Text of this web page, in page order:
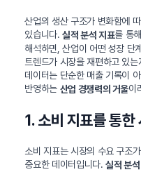
산업의 생산 구조가 변화함에
있습니다.실적 분석 지표를 통
해석하면, 산업이 어떤 성장 단
트렌드가 시장을 재편하고 있
데이터는 단순한 매출 기록이
반영하는 산업 경쟁력의 거울이
1. 소비 지표를 통
소비 지표는 시장의 수요 구조
중요한 데이터입니다.실적 분